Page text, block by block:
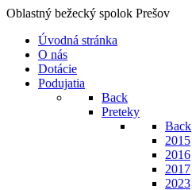
Oblastný bežecký spolok Prešov
Úvodná stránka
O nás
Dotácie
Podujatia
Back
Preteky
Back
2015
2016
2017
2023